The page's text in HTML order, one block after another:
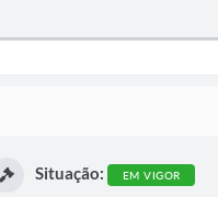
Situação: EM VIGOR